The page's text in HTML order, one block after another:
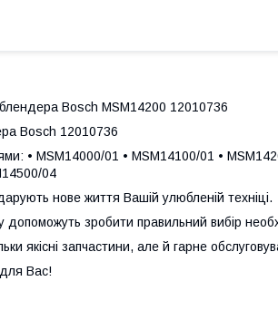
Bosch MSM14200 12010736
Bosch 12010736
• MSM14000/01 • MSM14100/01 •
04
нове життя Вашій улюбленій техніці.
допоможуть зробити правильний вибір
якісні запчастини, але й гарне
Вас!